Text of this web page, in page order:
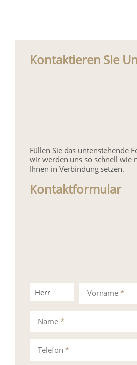
Kontaktieren Sie
Füllen Sie das untenstehende
wir werden uns so schnell wie
Ihnen in Verbindung setzen.
Kontaktformular
Herr Frau
Vorname *
Telefon *
Name *